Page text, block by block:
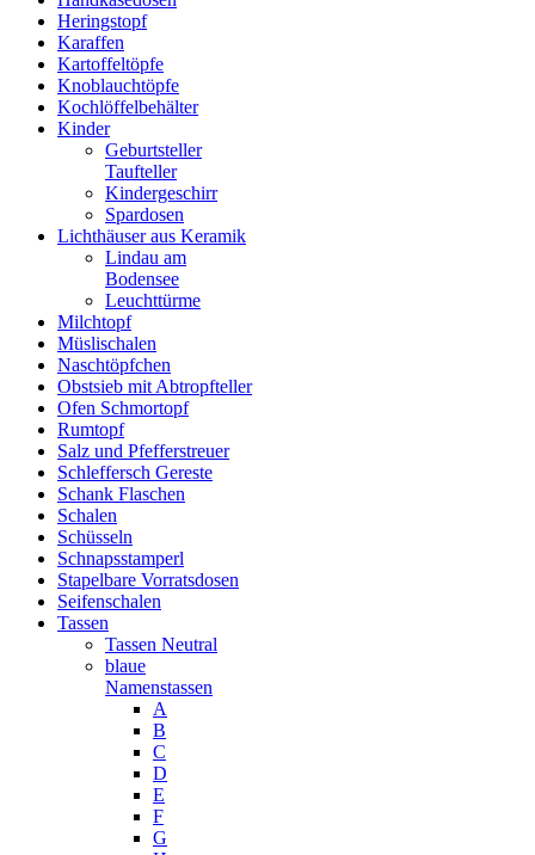
Heringstopf
Karaffen
Kartoffeltöpfe
Knoblauchtöpfe
Kochlöffelbehälter
Kinder
Geburtsteller
Taufteller
Kindergeschirr
Spardosen
Lichthäuser aus Keramik
Lindau am
Bodensee
Leuchttürme
Milchtopf
Müslischalen
Naschtöpfchen
Obstsieb mit Abtropfteller
Ofen Schmortopf
Rumtopf
Salz und Pfefferstreuer
Schleffersch Gereste
Schank Flaschen
Schalen
Schüsseln
Schnapsstamperl
Stapelbare Vorratsdosen
Seifenschalen
Tassen
Tassen Neutral
blaue
Namenstassen
A
B
C
D
E
F
G